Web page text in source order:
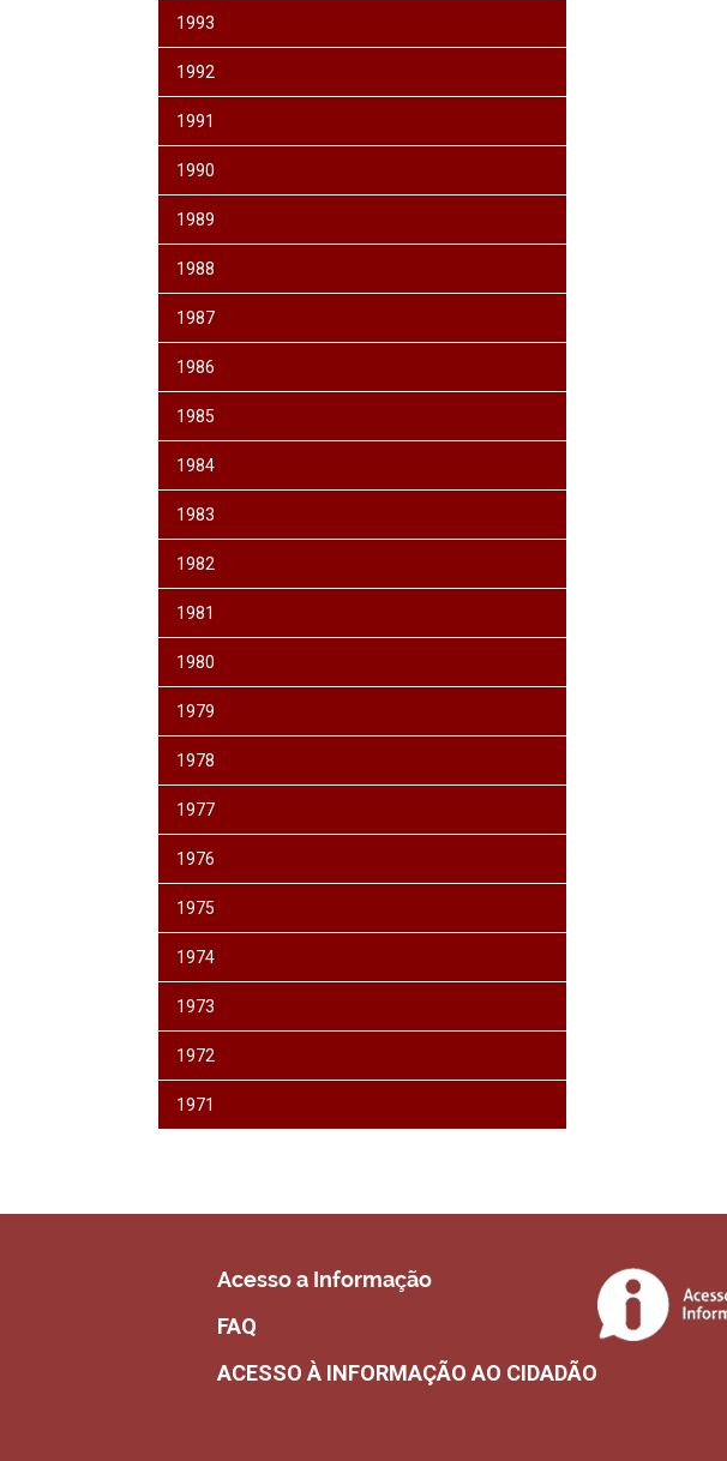
1993
1992
1991
1990
1989
1988
1987
1986
1985
1984
1983
1982
1981
1980
1979
1978
1977
1976
1975
1974
1973
1972
1971
Acesso a Informação
FAQ
ACESSO À INFORMAÇÃO AO CIDADÃO